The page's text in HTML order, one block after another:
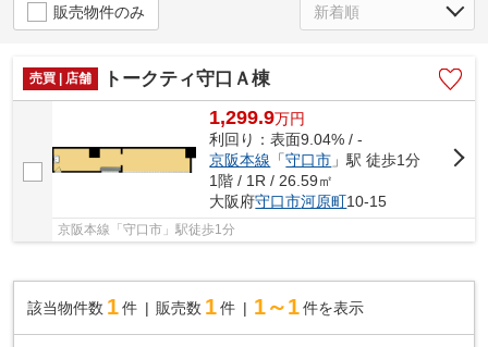
販売物件のみ
売買 | 店舗 トークティ守口Ａ棟
1,299.9万円
利回り：表面9.04% / -
京阪本線 「守口市 」駅 徒歩1分
1階 / 1R / 26.59㎡
大阪府守口市河原町10-15
京阪本線「守口市」駅徒歩1分
該当物件数 1件 販売数 1 件 1～1 件を表示